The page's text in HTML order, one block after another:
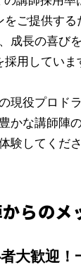
をご提供する
成長の喜び
採用していま
現役プロド
かな講師陣
験してくださ
らのメ
大歓迎